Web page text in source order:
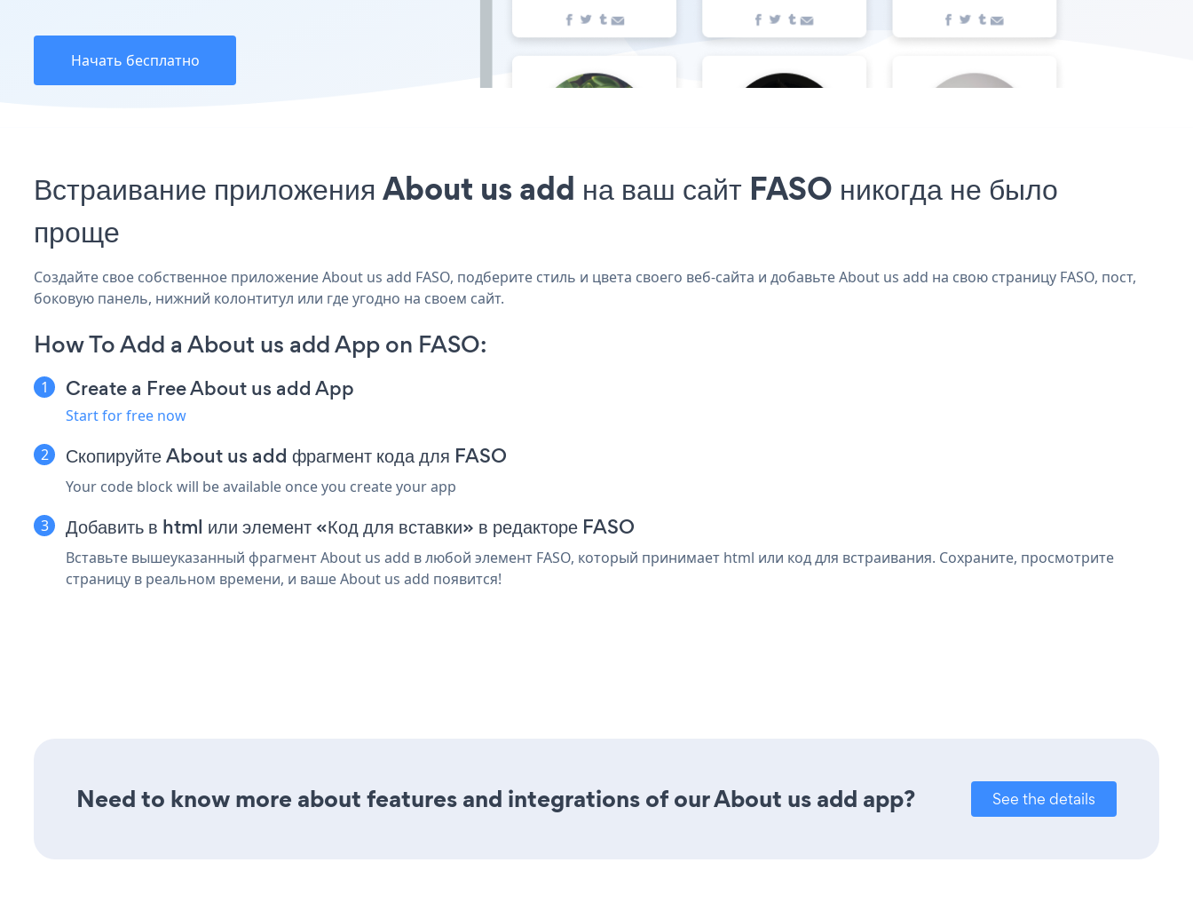
Начать бесплатно
Встраивание приложения About us add на ваш сайт FASO никогда не было
проще
Создайте свое собственное приложение About us add FASO, подберите стиль и цвета своего веб-сайта и добавьте About us add на свою страницу FASO, пост,
боковую панель, нижний колонтитул или где угодно на своем сайт.
How To Add a About us add App on FASO:
Create a Free About us add App
Start for free now
Скопируйте About us add фрагмент кода для FASO
Your code block will be available once you create your app
Добавить в html или элемент «Код для вставки» в редакторе FASO
Вставьте вышеуказанный фрагмент About us add в любой элемент FASO, который принимает html или код для встраивания. Сохраните, просмотрите
страницу в реальном времени, и ваше About us add появится!
Need to know more about features and integrations of our About us add app? See the details